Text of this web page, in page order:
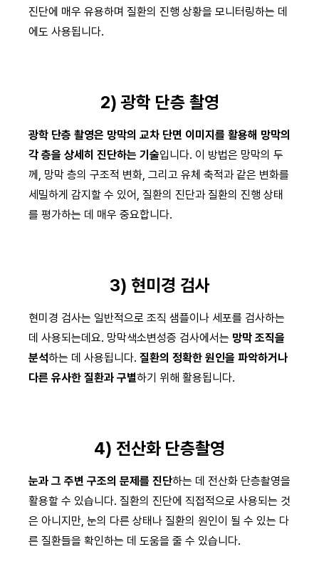
진단에 매우 유용하며 질환의 진행 상황을 모니터링하는 데
에도 사용됩니다.
2) 광학 단층 촬영
광학 단층 촬영은 망막의 교차 단면 이미지를 활용해 망막의
각 층을 상세히 진단하는 기술입니다. 이 방법은 망막의 두
께, 망막 층의 구조적 변화, 그리고 유체 축적과 같은 변화를
세밀하게 감지할 수 있어, 질환의 진단과 질환의 진행 상태
를 평가하는 데 매우 중요합니다.
3) 현미경 검사
현미경 검사는 일반적으로 조직 샘플이나 세포를 검사하는
데 사용되는데요. 망막색소변성증 검사에서는 망막 조직을
분석하는 데 사용됩니다. 질환의 정확한 원인을 파악하거나
다른 유사한 질환과 구별하기 위해 활용됩니다.
4) 전산화 단층촬영
눈과 그 주변 구조의 문제를 진단하는 데 전산화 단층촬영을
활용할 수 있습니다. 질환의 진단에 직접적으로 사용되는 것
은 아니지만, 눈의 다른 상태나 질환의 원인이 될 수 있는 다
른 질환들을 확인하는 데 도움을 줄 수 있습니다.